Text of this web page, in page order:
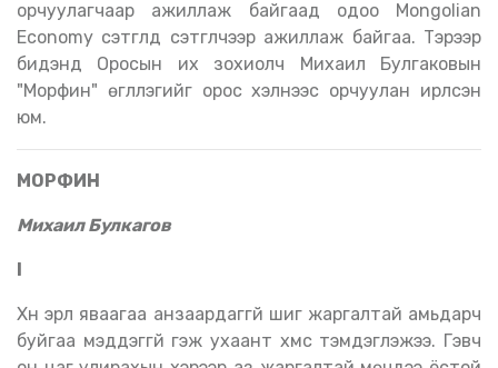
орчуулагчаар ажиллаж байгаад одоо Mongolian
Economy сэтгүүлд сэтгүүлчээр ажиллаж байгаа. Тэрээр
бидэнд Оросын их зохиолч Михаил Булгаковын
"Морфин" өгүүллэгийг орос хэлнээс орчуулан ирүүлсэн
юм.
МОРФИН
Михаил Булкагов
I
Хүн эрүүл яваагаа анзаардаггүй шиг жаргалтай амьдарч
буйгаа мэддэггүй гэж ухаант хүмүүс тэмдэглэжээ. Гэвч